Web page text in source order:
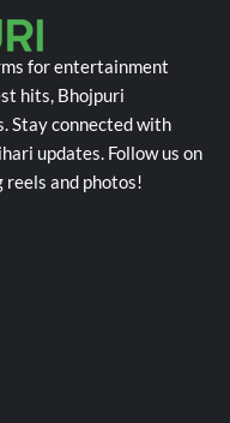
for entertainment
hits, Bhojpuri
Stay connected with
updates. Follow us on
reels and photos!